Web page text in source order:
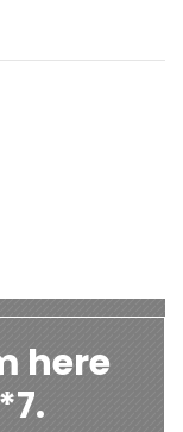
here